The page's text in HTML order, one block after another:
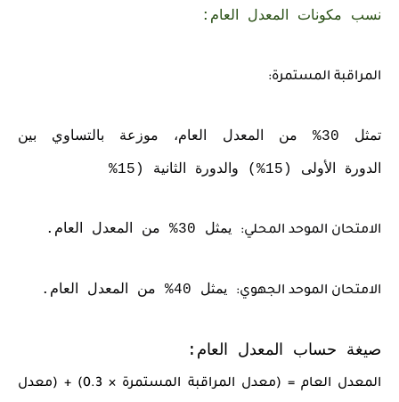
نسب مكونات المعدل العام:
المراقبة المستمرة:
تمثل 30% من المعدل العام، موزعة بالتساوي بين
الدورة الأولى (15%) والدورة الثانية (15%
الامتحان الموحد المحلي: يمثل 30% من المعدل العام.
الامتحان الموحد الجهوي: يمثل 40% من المعدل العام.
صيغة حساب المعدل العام:
المعدل العام = (معدل المراقبة المستمرة × 0.3) + (معدل